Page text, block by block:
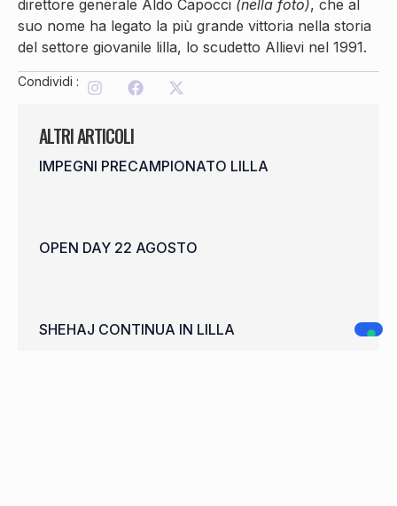
ALTRI ARTICOLI
IMPEGNI PRECAMPIONATO LILLA
OPEN DAY 22 AGOSTO
SHEHAJ CONTINUA IN LILLA
direttore generale Aldo Capocci (nella foto), che al
suo nome ha legato la più grande vittoria nella storia
del settore giovanile lilla, lo scudetto Allievi nel 1991.
Condividi :